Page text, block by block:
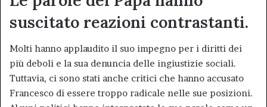
suscitato reazioni contrastanti.
Molti hanno applaudito il suo impegno per i diritti dei
più deboli e la sua denuncia delle ingiustizie sociali.
Tuttavia, ci sono stati anche critici che hanno accusato
Francesco di essere troppo radicale nelle sue posizioni.